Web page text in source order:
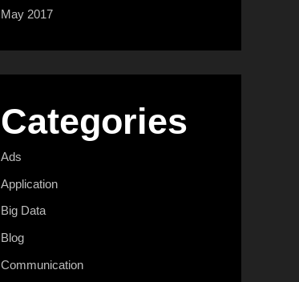
May 2017
Categories
Ads
Application
Big Data
Blog
Communication